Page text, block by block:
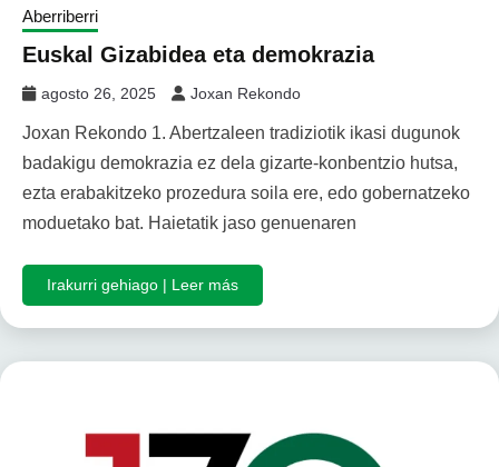
Aberriberri
Euskal Gizabidea eta demokrazia
agosto 26, 2025 Joxan Rekondo
Joxan Rekondo 1. Abertzaleen tradiziotik ikasi dugunok
badakigu demokrazia ez dela gizarte-konbentzio hutsa,
ezta erabakitzeko prozedura soila ere, edo gobernatzeko
moduetako bat. Haietatik jaso genuenaren
Irakurri gehiago | Leer más